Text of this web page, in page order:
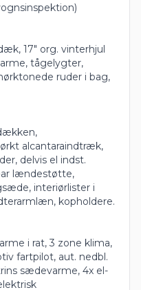
17" org. vinterhjul
tågelygter,
ruder i bag,
alcantaraindtræk,
delvis el indst.
lændestøtte,
interiørlister i
kopholdere.
i rat, 3 zone klima,
fartpilot, aut. nedbl.
sædevarme, 4x el-